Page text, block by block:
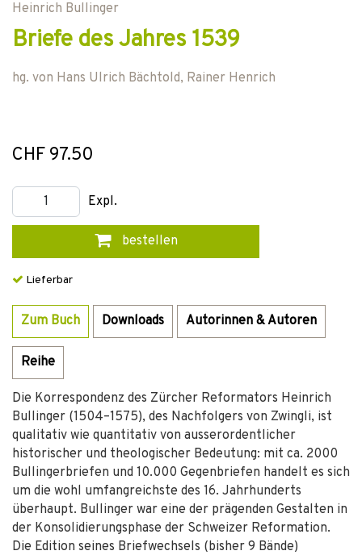
Heinrich Bullinger
Briefe des Jahres 1539
hg. von Hans Ulrich Bächtold, Rainer Henrich
CHF 97.50
Expl.
bestellen
Lieferbar
Zum Buch Downloads Autorinnen & Autoren
Reihe
Die Korrespondenz des Zürcher Reformators Heinrich
Bullinger (1504–1575), des Nachfolgers von Zwingli, ist
qualitativ wie quantitativ von ausserordentlicher
historischer und theologischer Bedeutung: mit ca. 2000
Bullingerbriefen und 10.000 Gegenbriefen handelt es sich
um die wohl umfangreichste des 16. Jahrhunderts
überhaupt. Bullinger war eine der prägenden Gestalten in
der Konsolidierungsphase der Schweizer Reformation.
Die Edition seines Briefwechsels (bisher 9 Bände)